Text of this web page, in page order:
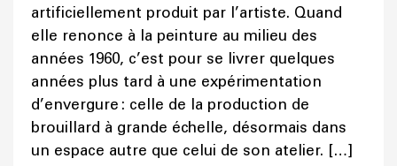
artificiellement produit par l’artiste. Quand
elle renonce à la peinture au milieu des
années 1960, c’est pour se livrer quelques
années plus tard à une expérimentation
d’envergure : celle de la production de
brouillard à grande échelle, désormais dans
un espace autre que celui de son atelier. […]